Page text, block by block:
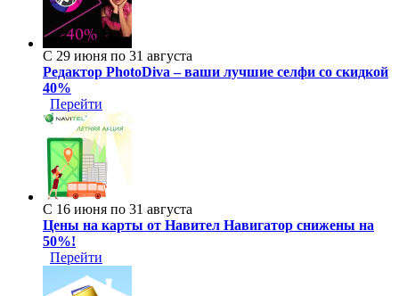
С 29 июня по 31 августа
Редактор PhotoDiva – ваши лучшие селфи со скидкой
40%
Перейти
С 16 июня по 31 августа
Цены на карты от Навител Навигатор снижены на
50%!
Перейти